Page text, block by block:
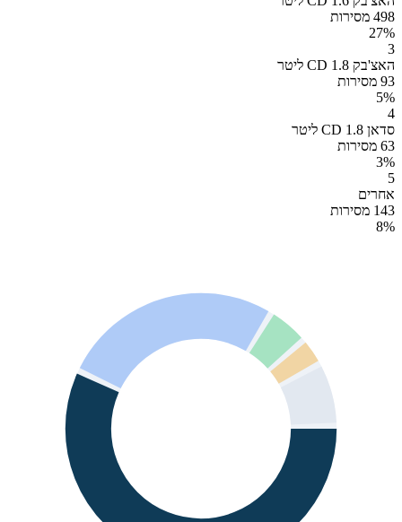
498 מסירות
27%
3
האצ'בק CD 1.8 ליטר
93 מסירות
5%
4
סדאן CD 1.8 ליטר
63 מסירות
3%
5
אחרים
143 מסירות
8%